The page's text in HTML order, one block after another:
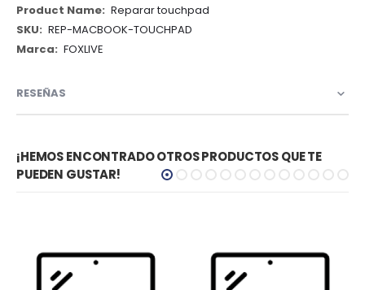
Más
Información
Reparar touchpad
REP-MACBOOK-TOUCHPAD
FOXLIVE
RESEÑAS
¡HEMOS ENCONTRADO OTROS PRODUCTOS QUE TE
PUEDEN GUSTAR!